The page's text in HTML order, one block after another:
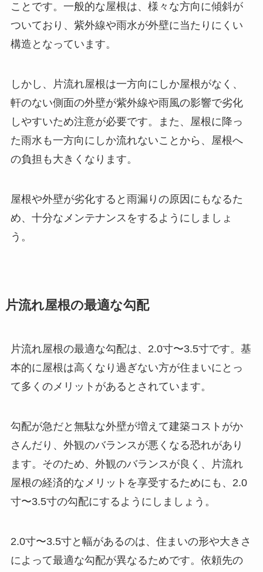
ことです。一般的な屋根は、様々な方向に傾斜が
ついており、紫外線や雨水が外壁に当たりにくい
構造となっています。
しかし、片流れ屋根は一方向にしか屋根がなく、
軒のない側面の外壁が紫外線や雨風の影響で劣化
しやすいため注意が必要です。また、屋根に降っ
た雨水も一方向にしか流れないことから、屋根へ
の負担も大きくなります。
屋根や外壁が劣化すると雨漏りの原因にもなるた
め、十分なメンテナンスをするようにしましょ
う。
片流れ屋根の最適な勾配
片流れ屋根の最適な勾配は、2.0寸〜3.5寸です。基
本的に屋根は高くなり過ぎない方が住まいにとっ
て多くのメリットがあるとされています。
勾配が急だと無駄な外壁が増えて建築コストがか
さんだり、外観のバランスが悪くなる恐れがあり
ます。そのため、外観のバランスが良く、片流れ
屋根の経済的なメリットを享受するためにも、2.0
寸〜3.5寸の勾配にするようにしましょう。
2.0寸〜3.5寸と幅があるのは、住まいの形や大きさ
によって最適な勾配が異なるためです。依頼先の